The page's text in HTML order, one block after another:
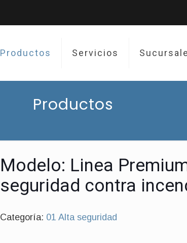
Productos Servicios
Productos
Modelo: Linea
seguridad contra
Categoría: 01 Alta seguridad